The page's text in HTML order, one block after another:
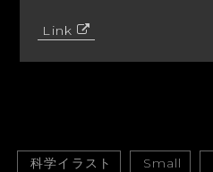
Link
科学イラスト Small